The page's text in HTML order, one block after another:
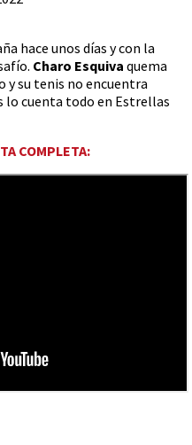
hace unos días y con la
Charo Esquiva quema
y su tenis no encuentra
lo cuenta todo en Estrellas
COMPLETA: